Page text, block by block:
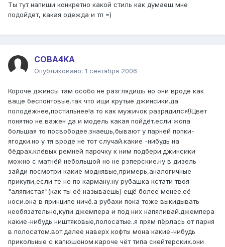
Ты тут напиши конкретно какой стиль как думаеш мне
подойдет, какая одежда и тп =)
COBA4KA
Опубликовано: 1 сентября 2006
Короче джинсы там особо не разглядишь но они вроде как
ваще беспонтовые.так что ищи крутые джинсики.да
полодёжнее,постильнее!а то как мужичок разрядился!)Цвет
понятно не важен да и модель какая пойдёт.если жопа
большая то посвободее.знаешь,бывают у парней попки-
ягодки.но у тя вроде не тот случай.какие -нибудь на
бёдрах.клёвых ремней парочку к ним подбери.джинсики
можно с матнёй небольшой но не рэперские.ну в дизель
зайди посмотри какие моднявые,примерь,аналогичные
прикупи,если те не по карману.ну рубашка кстати твоя
"аляпистая"(как ты её называешь) ещё более менее.её
носи.она в принципе ничё.а рубахи пока тоже выкидывать
необязательно,купи джемпера и под них напяливай.джемпера
какие-нибудь ништяковые,полосатые..я прям пёрлась от парня
в полосатом.вот.далее наверх кофты мона какие-нибудь
прикольные с капюшоном.кароче чёт типа скейтерских.они